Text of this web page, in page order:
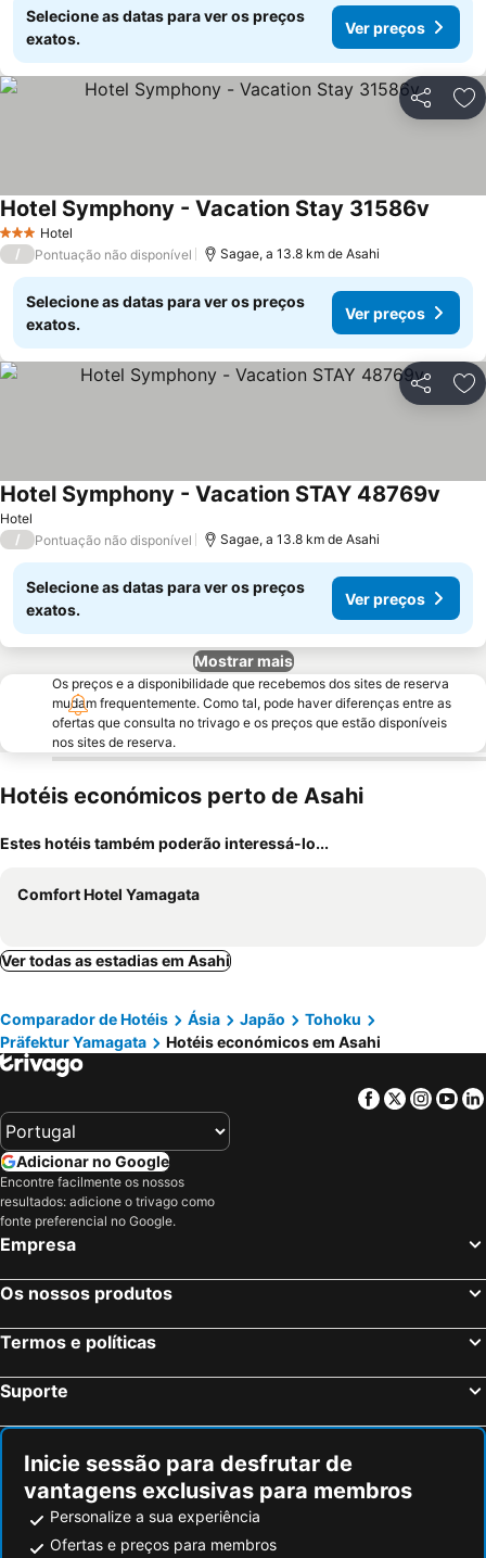
Selecione as datas para ver os preços
exatos.
Ver preços
Partilhar
3 EstrelasHotel
Hotel Symphony - Vacation Stay 31586v
/ Pontuação não disponível Sagae, a 13.8 km de Asahi
Selecione as datas para ver os preços
exatos.
Ver preços
Partilhar
Hotel
Hotel Symphony - Vacation STAY 48769v
/ Pontuação não disponível Sagae, a 13.8 km de Asahi
Selecione as datas para ver os preços
exatos.
Ver preços
Mostrar mais
Os preços e a disponibilidade que recebemos dos sites de reserva
mudam frequentemente. Como tal, pode haver diferenças entre as
ofertas que consulta no trivago e os preços que estão disponíveis
nos sites de reserva.
Hotéis económicos perto de Asahi
Estes hotéis também poderão interessá-lo...
Comfort Hotel Yamagata
Ver todas as estadias em Asahi
Comparador de Hotéis Ásia Japão
Tohoku
Präfektur Yamagata
Hotéis económicos em Asahi
Facebook
Twitter
Adicionar no Google
Encontre facilmente os nossos
resultados: adicione o trivago como
fonte preferencial no Google.
Empresa
Os nossos produtos
Termos e políticas
Suporte
Inicie sessão para desfrutar de
vantagens exclusivas para membros
Personalize a sua experiência
Ofertas e preços para membros